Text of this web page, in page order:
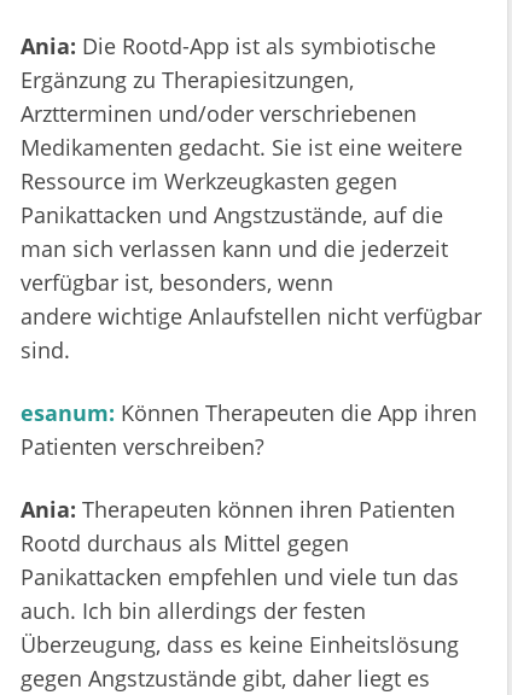
Ania: Die Rootd-App ist als symbiotische
Ergänzung zu Therapiesitzungen,
Arztterminen und/oder verschriebenen
Medikamenten gedacht. Sie ist eine weitere
Ressource im Werkzeugkasten gegen
Panikattacken und Angstzustände, auf die
man sich verlassen kann und die jederzeit
verfügbar ist, besonders, wenn
andere wichtige Anlaufstellen nicht verfügbar
sind.
esanum: Können Therapeuten die App ihren
Patienten verschreiben?
Ania: Therapeuten können ihren Patienten
Rootd durchaus als Mittel gegen
Panikattacken empfehlen und viele tun das
auch. Ich bin allerdings der festen
Überzeugung, dass es keine Einheitslösung
gegen Angstzustände gibt, daher liegt es